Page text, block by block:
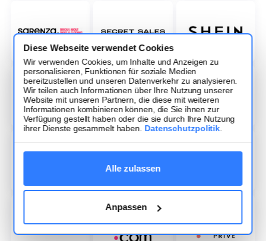
Diese Webseite verwendet Cookies
Wir verwenden Cookies, um Inhalte und Anzeigen zu
personalisieren, Funktionen für soziale Medien
bereitzustellen und unseren Datenverkehr zu analysieren.
Wir teilen auch Informationen über Ihre Nutzung unserer
Website mit unseren Partnern, die diese mit weiteren
Informationen kombinieren können, die Sie ihnen zur
Verfügung gestellt haben oder die sie durch Ihre Nutzung
ihrer Dienste gesammelt haben. Datenschutzpolitik
Alle zulassen
Anpassen